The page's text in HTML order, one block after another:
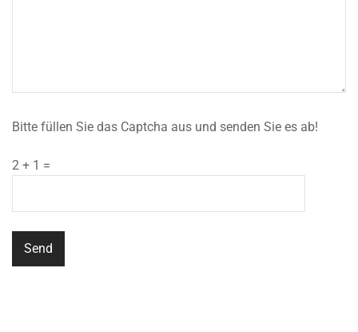
Bitte füllen Sie das Captcha aus und senden Sie es ab!
2 + 1 =